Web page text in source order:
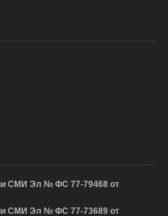
СМИ Эл № ФС 77-79468 от
СМИ Эл № ФС 77-73689 от